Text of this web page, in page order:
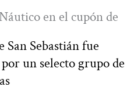
en el cupón de
Sebastián fue
un selecto grupo de